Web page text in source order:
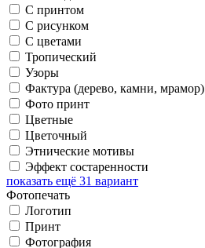
С принтом
С рисунком
С цветами
Тропический
Узоры
Фактура (дерево, камни, мрамор)
Фото принт
Цветные
Цветочный
Этнические мотивы
Эффект состаренности
показать ещё 31 вариант
Фотопечать
Логотип
Принт
Фотография